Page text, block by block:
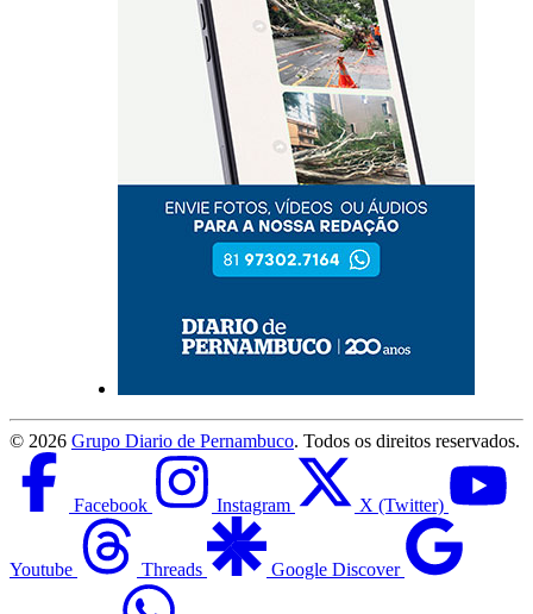
© 2026 Grupo Diario de Pernambuco. Todos os direitos reservados.
Facebook Instagram X (Twitter)
Youtube Threads Google Discover